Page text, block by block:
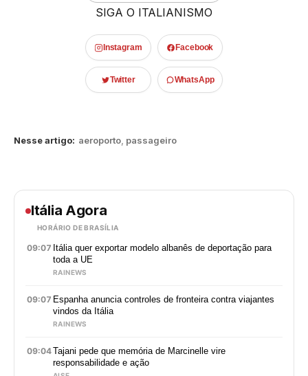
SIGA O ITALIANISMO
Instagram Facebook
Twitter WhatsApp
Nesse artigo: aeroporto, passageiro
Itália Agora
HORÁRIO DE BRASÍLIA
09:07 Itália quer exportar modelo albanês de deportação para
toda a UE
RAINEWS
09:07 Espanha anuncia controles de fronteira contra viajantes
vindos da Itália
RAINEWS
09:04Tajani pede que memória de Marcinelle vire
responsabilidade e ação